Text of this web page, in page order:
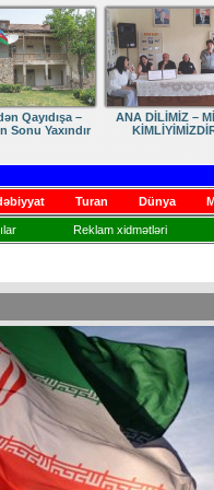
Qayıdışa –
Sonu Yaxındır
ANA DİLİMİZ –
Turan Dünya
Reklam xidmətləri